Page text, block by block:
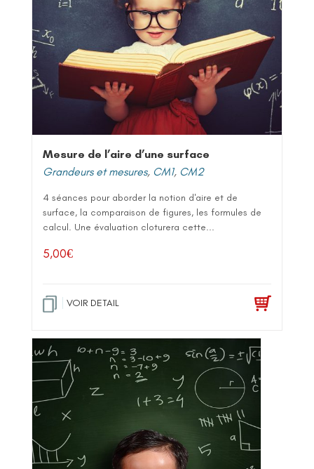
Mesure de l’aire d’une surface
Grandeurs et mesures, CM1, CM2
4 séances pour aborder la notion d'aire et de
surface, la comparaison de figures, les formules de
calcul. Une évaluation cloturera cette...
5,00€
VOIR DETAIL